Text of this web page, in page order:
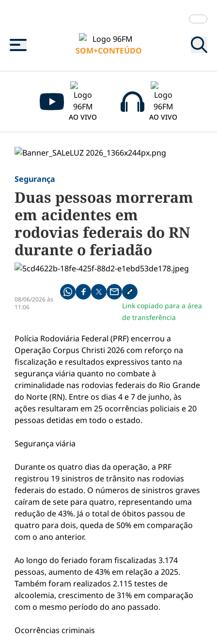
Menu
SOM+CONTEÚDO
AO VIVO AO VIVO
Segurança
Duas pessoas morreram
em acidentes em
rodovias federais do RN
durante o feriadão
08/06/2026 às
11:06
Compartilhe pelo whatsapp
Compartilhar no facebook
Compartilhar no twitter
Compartilhe pelo email
Copiar link da notícia
Link copiado para a área
de transferência
Polícia Rodoviária Federal (PRF) encerrou a
Operação Corpus Christi 2026 com reforço na
fiscalização e resultados expressivos tanto na
segurança viária quanto no combate à
criminalidade nas rodovias federais do Rio Grande
do Norte (RN). Entre os dias 4 e 7 de junho, às
ações resultaram em 25 ocorrências policiais e 20
pessoas detidas em todo o estado.
Segurança viária
Durante os quatro dias da operação, a PRF
registrou 19 sinistros de trânsito nas rodovias
federais do estado. O números de sinistros graves
caíram de sete para quatro, representando uma
redução de 43%. Já o total de óbitos passou de
quatro para dois, queda de 50% em comparação
com o ano anterior.
Ao longo do feriado foram fiscalizadas 3.174
pessoas, aumento de 43% em relação a 2025.
Também foram realizados 2.115 testes de
alcoolemia, crescimento de 31% em comparação
com o mesmo período do ano passado.
Ocorrências criminais